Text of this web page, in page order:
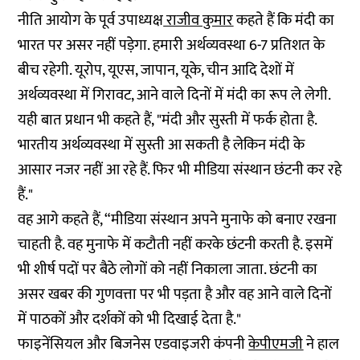
नीति आयोग के पूर्व उपाध्यक्षराजीव कुमारकहते हैं कि मंदी का
भारत पर असर नहीं पड़ेगा. हमारी अर्थव्यवस्था 6-7 प्रतिशत के
बीच रहेगी. यूरोप, यूएस, जापान, यूके, चीन आदि देशों में
अर्थव्यवस्था में गिरावट, आने वाले दिनों में मंदी का रूप ले लेगी.
यही बात प्रधान भी कहते हैं, "मंदी और सुस्ती में फर्क होता है.
भारतीय अर्थव्यवस्था में सुस्ती आ सकती है लेकिन मंदी के
आसार नजर नहीं आ रहे हैं. फिर भी मीडिया संस्थान छंटनी कर रहे
हैं."
वह आगे कहते हैं, “मीडिया संस्थान अपने मुनाफे को बनाए रखना
चाहती है. वह मुनाफे में कटौती नहीं करके छंटनी करती है. इसमें
भी शीर्ष पदों पर बैठे लोगों को नहीं निकाला जाता. छंटनी का
असर खबर की गुणवत्ता पर भी पड़ता है और वह आने वाले दिनों
में पाठकों और दर्शकों को भी दिखाई देता है."
फाइनेंसियल और बिजनेस एडवाइजरी कंपनीकेपीएमजीने हाल